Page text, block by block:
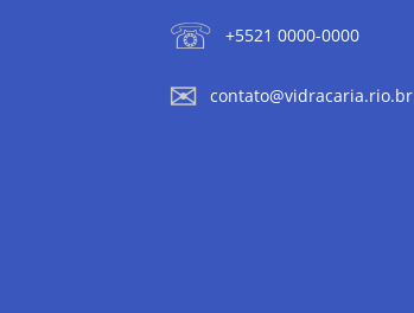
+5521 0000-0000
contato@vidracaria.rio.br